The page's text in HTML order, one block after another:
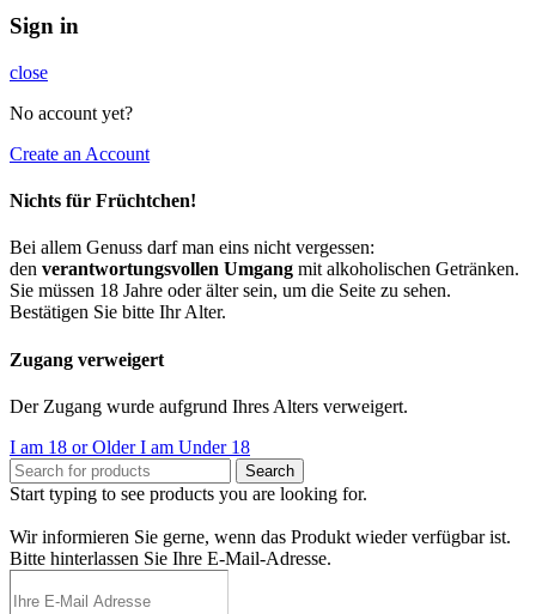
Sign in
close
No account yet?
Create an Account
Nichts für Früchtchen!
Bei allem Genuss darf man eins nicht vergessen:
den verantwortungsvollen Umgang mit alkoholischen Getränken.
Sie müssen 18 Jahre oder älter sein, um die Seite zu sehen.
Bestätigen Sie bitte Ihr Alter.
Zugang verweigert
Der Zugang wurde aufgrund Ihres Alters verweigert.
I am 18 or OlderI am Under 18
Search
Start typing to see products you are looking for.
Wir informieren Sie gerne, wenn das Produkt wieder verfügbar ist.
Bitte hinterlassen Sie Ihre E-Mail-Adresse.